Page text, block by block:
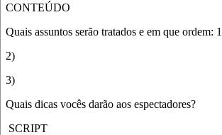
CONTEÚDO
Quais assuntos serão tratados e em que ordem:
2)
3)
Quais dicas vocês darão aos espectadores?
SCRIPT